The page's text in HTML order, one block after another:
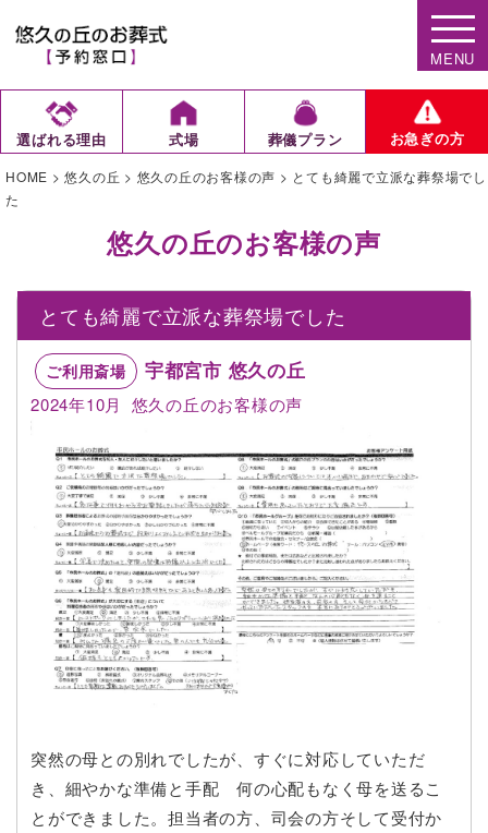
MENU
選ばれる理由 式場 葬儀プラン お急ぎの方
HOME >悠久の丘 > 悠久の丘のお客様の声 > とても綺麗で立派な葬祭場でし
た
悠久の丘のお客様の声
とても綺麗で立派な葬祭場でした
ご利用斎場 宇都宮市 悠久の丘
2024年10月 悠久の丘のお客様の声
突然の母との別れでしたが、すぐに対応していただ
き、細やかな準備と手配 何の心配もなく母を送るこ
とができました。担当者の方、司会の方そして受付か